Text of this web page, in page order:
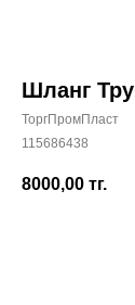
Шланг
ТоргПромПласт
115686438
8000,00 тг.